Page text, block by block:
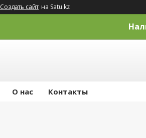
Создать сайт на Satu.kz
О нас Контакты